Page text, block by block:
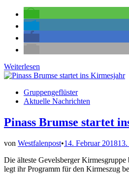
FC
Bierussia
Titel
beim
Cup
Weiterlesen
Veröffentlicht
Gruppengeflüster
Aktuelle Nachrichten
Pinass Brumse startet
von Westfalenpost•14. Februar 2018
Die älteste Gevelsberger Kirmesgruppe
legt ihr Programm für den Kirmeszug